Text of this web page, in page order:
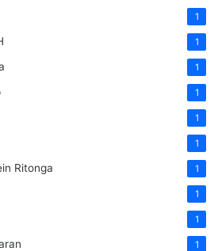
1
1
1
1
1
1
Ritonga 1
1
1
1